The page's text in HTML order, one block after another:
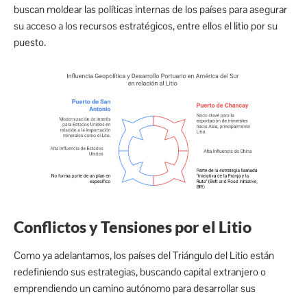
buscan moldear las políticas internas de los países para asegurar
su acceso a los recursos estratégicos, entre ellos el litio por su
puesto.
Conflictos y Tensiones por el Litio
Como ya adelantamos, los países del Triángulo del Litio están
redefiniendo sus estrategias, buscando capital extranjero o
emprendiendo un camino autónomo para desarrollar sus